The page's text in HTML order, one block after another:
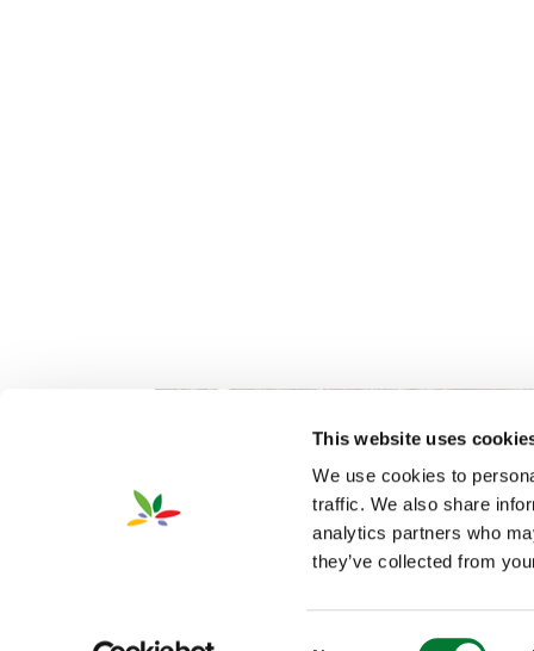
This website uses
We use cookies to
traffic. We also share
analytics partners who
they’ve collected from
2026 Van Iperen International